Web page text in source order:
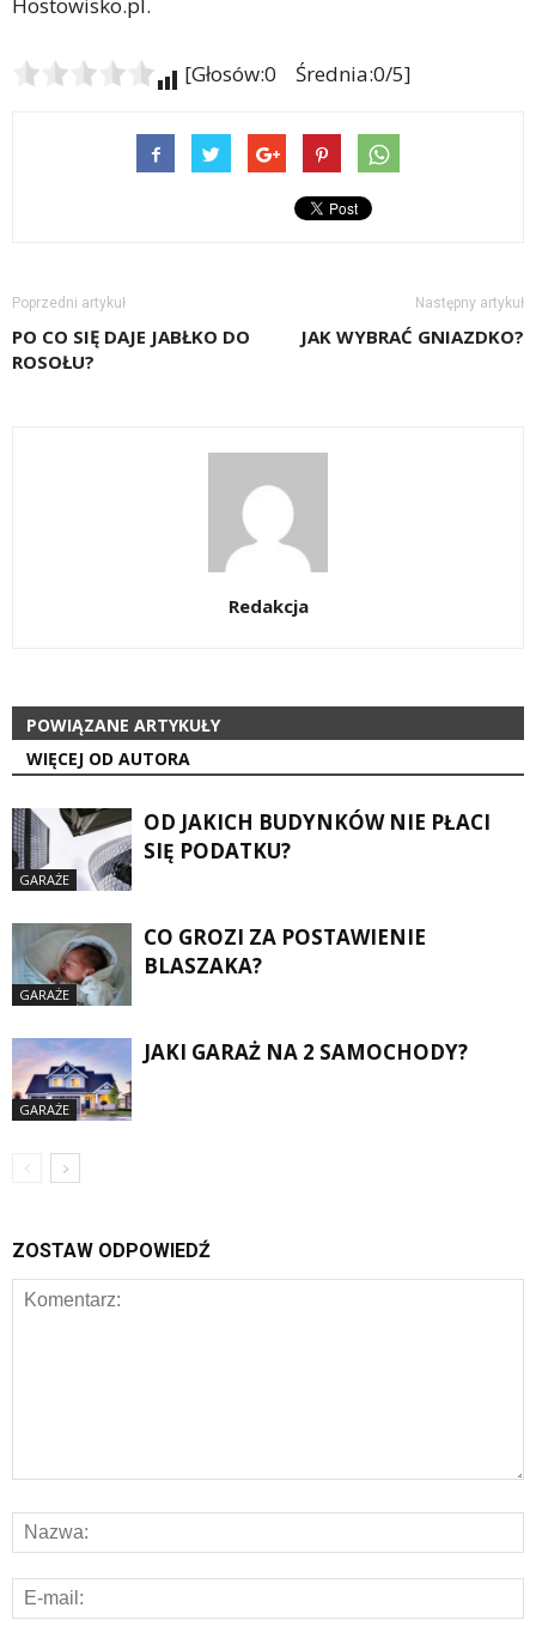
[Głosów:0 Średnia:0/5]
Poprzedni artykuł
PO CO SIĘ DAJE JABŁKO DO
ROSOŁU?
Następny artykuł
JAK WYBRAĆ GNIAZDKO?
Redakcja
POWIĄZANE ARTYKUŁY
WIĘCEJ OD AUTORA
GARAŻE
OD JAKICH BUDYNKÓW NIE PŁACI
SIĘ PODATKU?
GARAŻE
CO GROZI ZA POSTAWIENIE
BLASZAKA?
GARAŻE
JAKI GARAŻ NA 2 SAMOCHODY?
ZOSTAW ODPOWIEDŹ